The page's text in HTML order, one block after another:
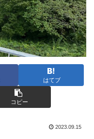
はてブ
コピー
2023.09.15